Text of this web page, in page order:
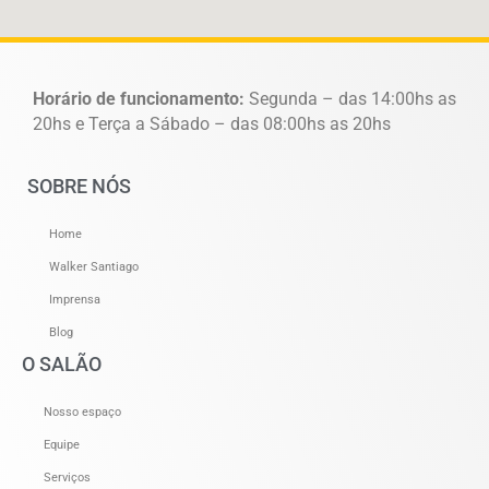
Horário de funcionamento: Segunda – das 14:00hs as
20hs e Terça a Sábado – das 08:00hs as 20hs
SOBRE NÓS
Home
Walker Santiago
Imprensa
Blog
O SALÃO
Nosso espaço
Equipe
Serviços